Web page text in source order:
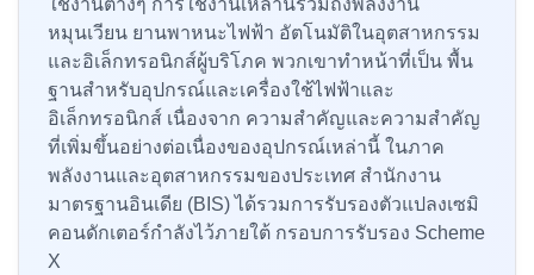
หมุนเวียน ยานพาหนะไฟฟ้า อัตโนมัติในอุตสาหกรรม
และอิเล็กทรอนิกส์ผู้บริโภค พวกเขาทำหน้าที่เป็น พื้น
ฐานสำหรับอุปกรณ์และเครื่องใช้ไฟฟ้าและ
อิเล็กทรอนิกส์ เนื่องจาก ความสำคัญและความสำคัญ
ที่เพิ่มขึ้นอย่างต่อเนื่องของอุปกรณ์เหล่านี้ ในภาค
พลังงานและอุตสาหกรรมของประเทศ สำนักงาน
มาตรฐานอินเดีย (BIS) ได้รวมการรับรองตัวแปลงเซมิ
คอนดักเตอร์กำลังไว้ภายใต้ กรอบการรับรอง Scheme
X